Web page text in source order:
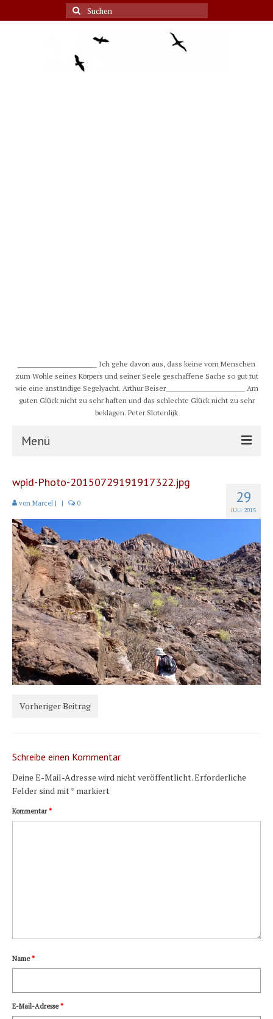
Suche
nach:
__________________________ Ich gehe davon aus, dass keine vom Menschen
zum Wohle seines Körpers und seiner Seele geschaffene Sache so gut tut
wie eine anständige Segelyacht. Arthur Beiser__________________________ Am
guten Glück nicht zu sehr haften und das schlechte Glück nicht zu sehr
beklagen. Peter Sloterdijk
Menü
Schiff
Crew
Karte und Wind
Länder und Inseln
Mittelmeer 2010-2013
Bordbibliothek
Abonnieren
Yachtüberführung weltweit
29
JULI 2015
wpid-Photo-20150729191917322.jpg
von Marcel | | 0
Vorheriger Beitrag
Schreibe einen Kommentar
Deine E-Mail-Adresse wird nicht veröffentlicht.Erforderliche
Felder sind mit* markiert
Kommentar*
Name*
E-Mail-Adresse*